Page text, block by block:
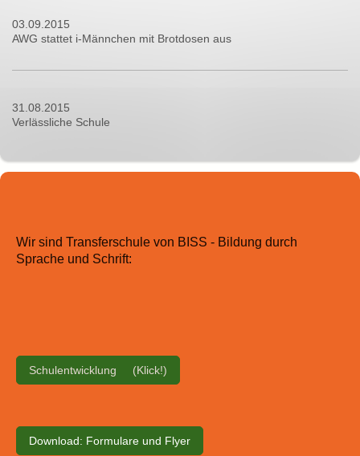
03.09.2015
AWG stattet i-Männchen mit Brotdosen aus
31.08.2015
Verlässliche Schule
Wir sind Transferschule von BISS - Bildung durch
Sprache und Schrift:
Schulentwicklung (Klick!)
Download: Formulare und Flyer